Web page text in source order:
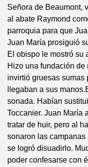
Señora de Beaumont,
al abate Raymond
parroquia para que
Juan María prosiguió
El obispo le mostró su
Hizo una fundación
invirtió gruesas sumas
llegaban a sus
sonada. Habían
Toccanier. Juan María
tratar de huir, pero al
sonaron las
se logró disuadirlo.
poder confesarse con